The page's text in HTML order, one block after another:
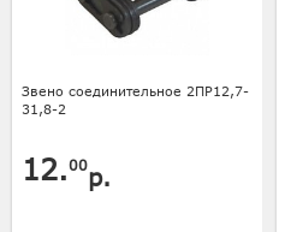
Звено соединительное 2ПР12,7-
31,8-2
12.00р.